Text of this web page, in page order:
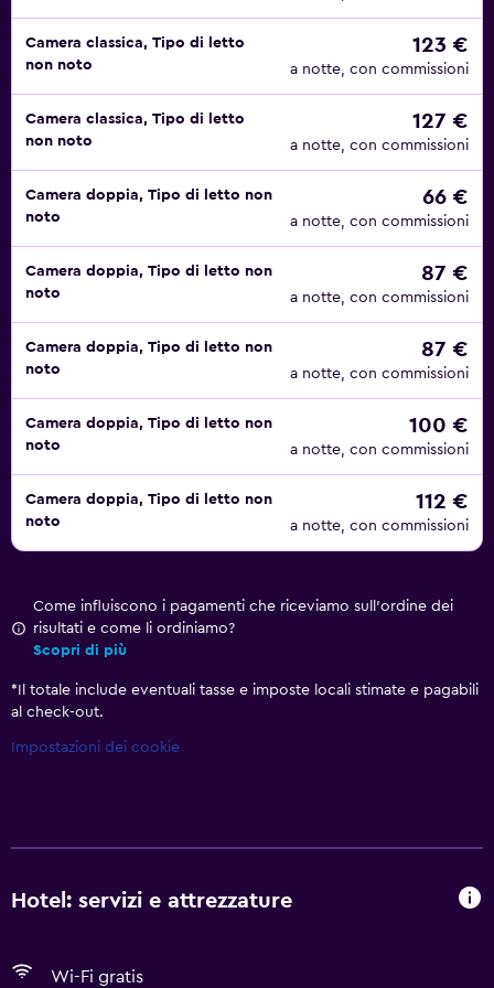
Camera classica, Tipo di letto
non noto
123 €
a notte, con commissioni
Camera classica, Tipo di letto
non noto
127 €
a notte, con commissioni
Camera doppia, Tipo di letto non
noto
66 €
a notte, con commissioni
Camera doppia, Tipo di letto non
noto
87 €
a notte, con commissioni
Camera doppia, Tipo di letto non
noto
87 €
a notte, con commissioni
Camera doppia, Tipo di letto non
noto
100 €
a notte, con commissioni
Camera doppia, Tipo di letto non
noto
112 €
a notte, con commissioni
Come influiscono i pagamenti che riceviamo sull'ordine dei
risultati e come li ordiniamo?
Scopri di più
* Il totale include eventuali tasse e imposte locali stimate e pagabili
al check-out.
Impostazioni dei cookie
Hotel: servizi e attrezzature
Wi-Fi gratis